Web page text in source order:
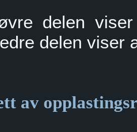
delen
delen viser
av